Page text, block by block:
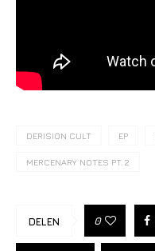
DERISION CULT EP
MERCENARY NOTES PT. 2
DELEN 0